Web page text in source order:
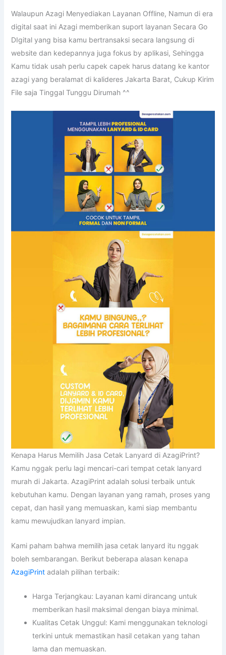
Walaupun Azagi Menyediakan Layanan Offline, Namun di era
digital saat ini Azagi memberikan suport layanan Secara Go
DIgital yang bisa kamu bertransaksi secara langsung di
website dan kedepannya juga fokus by aplikasi, Sehingga
Kamu tidak usah perlu capek capek harus datang ke kantor
azagi yang beralamat di kalideres Jakarta Barat, Cukup Kirim
File saja Tinggal Tunggu Dirumah ^^
Kenapa Harus Memilih Jasa Cetak Lanyard di AzagiPrint?
Kamu nggak perlu lagi mencari-cari tempat cetak lanyard
murah di Jakarta. AzagiPrint adalah solusi terbaik untuk
kebutuhan kamu. Dengan layanan yang ramah, proses yang
cepat, dan hasil yang memuaskan, kami siap membantu
kamu mewujudkan lanyard impian.
Kami paham bahwa memilih jasa cetak lanyard itu nggak
boleh sembarangan. Berikut beberapa alasan kenapa
AzagiPrintadalah pilihan terbaik:
Harga Terjangkau: Layanan kami dirancang untuk
memberikan hasil maksimal dengan biaya minimal.
Kualitas Cetak Unggul: Kami menggunakan teknologi
terkini untuk memastikan hasil cetakan yang tahan
lama dan memuaskan.